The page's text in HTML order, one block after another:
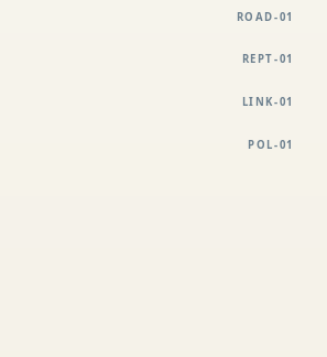
ROAD-01
REPT-01
LINK-01
POL-01